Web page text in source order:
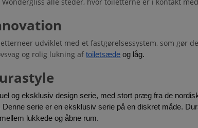
udviklet med et fastgørelsessystem, som gør
og rolig lukning aftoiletsæde og låg.
og eksklusiv design serie, med stort præg fra de
Denne serie er en eksklusiv serie på en diskret måde.
lukkede og åbne rum.